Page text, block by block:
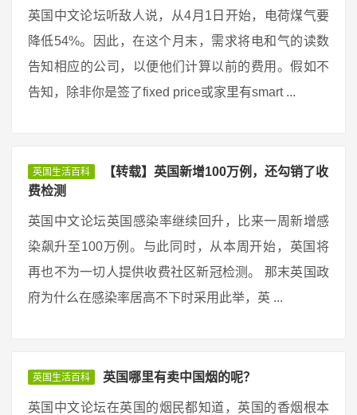
英国中文论坛听敌人说，从4月1日开始，电荷煤气要
降低54%。因此，在这个月末，需求将电和气的读数
告知相应的公司，以便他们计算以前的费用。假如不
告知，除非你是签了fixed price或家里有smart ...
英国生活百科
【转载】英国新增100万例，还勾销了收
费检测
英国中文论坛英国感染率继续回升，比来一周新增感
染飙升至100万例。与此同时，从本周开始，英国将
再也不为一切人提供收费社区新冠检测。 那末英国政
府为什么在感染率居高不下时采用此举，英 ...
英国生活百科 英国哪里有卖中国烟的呢？
英国中文论坛在英国的烟民都知道，英国的香烟根本